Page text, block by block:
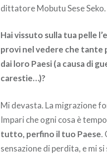
dittatore Mobutu Sese Seko.
Hai vissuto sulla tua pelle
provi nel vedere che
dai loro Paesi (a causa di
carestie…)?
Mi devasta. La migrazione
Impari che ogni cosa è
tutto, perfino il tuo Paese.
sensazione di perdita, e mi